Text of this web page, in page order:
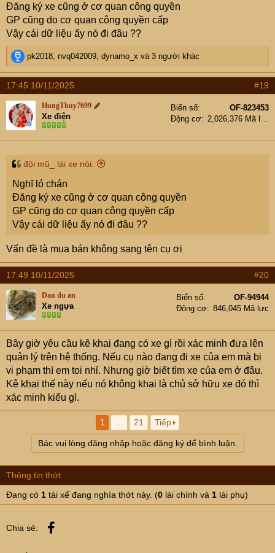
Đăng ký xe cũng ở cơ quan công quyền
GP cũng do cơ quan công quyền cấp
Vậy cái dữ liệu ấy nó đi đâu ??
R
e
a
c
t
i
o
n
s
pk2018 nvq042009 dynamo_x và 3 người khác
17:45 10/11/2025 #19
HungThuy7699
Xe điện
Biển số
OF-823453
Động cơ
đội mũ_ lái xe nói:
Nghĩ ló chán
Đăng ký xe cũng ở cơ quan công quyền
GP cũng do cơ quan công quyền cấp
Vậy cái dữ liệu ấy nó đi đâu ??
Vấn đề là mua bán không sang tên cụ ơi
17:49 10/11/2025 #20
Dan du an
Xe ngựa
Biển số
OF-94944
Động cơ
846,045 Mã lực
Bây giờ yêu cầu kê khai đang có xe gì rồi xác minh đưa lên
quản lý trên hệ thống. Nếu cụ nào đang đi xe của em mà bị
vi phạm thì em toi nhỉ. Nhưng giờ biết tìm xe của em ở đâu.
Kê khai thế này nếu nó không khai là chủ sở hữu xe đó thì
xác minh kiểu gì.
1 21 Tiếp
Bác vui lòng đăng nhập hoặc đăng ký để bình luận.
Thông tin thớt
Đang có 1 tài xế đang nghía thớt này. (0 lái chính và 1 lái phụ)
Chia sẻ: